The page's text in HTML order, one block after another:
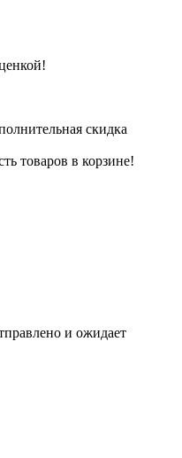
скидка
товаров в корзине!
и ожидает